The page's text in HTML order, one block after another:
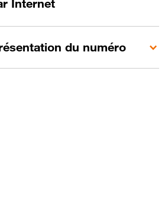
Internet
du numéro